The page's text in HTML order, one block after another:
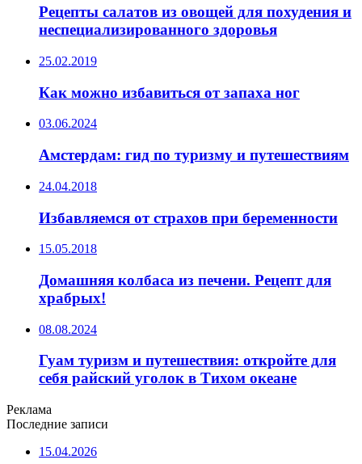
Рецепты салатов из овощей для похудения и
неспециализированного здоровья
25.02.2019
Как можно избавиться от запаха ног
03.06.2024
Амстердам: гид по туризму и путешествиям
24.04.2018
Избавляемся от страхов при беременности
15.05.2018
Домашняя колбаса из печени. Рецепт для
храбрых!
08.08.2024
Гуам туризм и путешествия: откройте для
себя райский уголок в Тихом океане
Реклама
Последние записи
15.04.2026